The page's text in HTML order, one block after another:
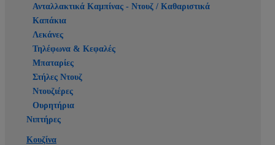
Ανταλλακτικά Καμπίνας - Ντουζ / Καθαριστικά
Καπάκια
Λεκάνες
Τηλέφωνα & Κεφαλές
Μπαταρίες
Στήλες Ντουζ
Ντουζιέρες
Ουρητήρια
Νιπτήρες
Κουζίνα